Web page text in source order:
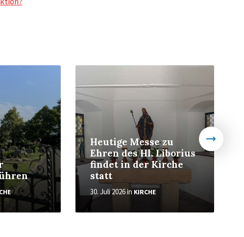
Heutige Messe zu
Ehren des Hl. Liborius
findet in der Kirche
statt
30. Juli 2026in KIRCHE
Weiter